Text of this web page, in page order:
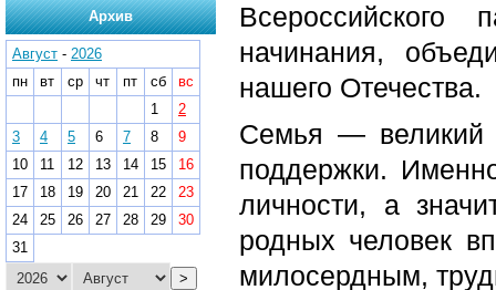
начинания,
нашего Отечества.
Семья — великий
поддержки.
личности, а
родных человек
милосердным,
Архив
Август - 2026
пн
вт ср чт пт сб
вс
1
2
3
4 5 6 7 8
9
10
11 12 13 14 15
16
17
18 19 20 21 22
23
24
25 26 27 28 29
30
31
>